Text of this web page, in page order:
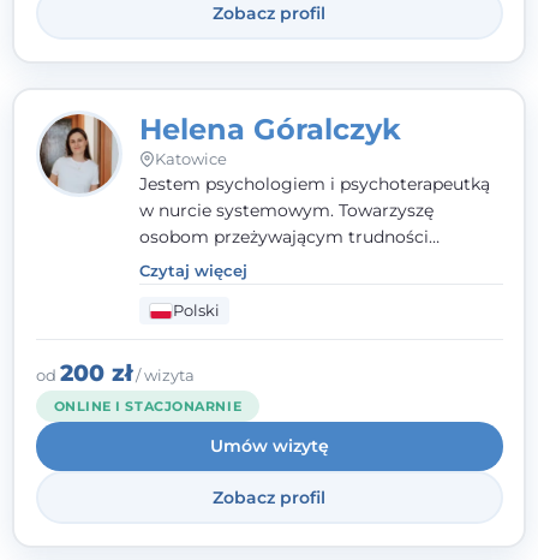
Zobacz profil
Helena Góralczyk
Katowice
Jestem psychologiem i psychoterapeutką
w nurcie systemowym. Towarzyszę
osobom przeżywającym trudności
emocjonalne, relacyjne albo znajdującym
się w kryzysie. Liczy się dla mnie
autentyczna, oparta na zaufaniu relacja
oraz przestrzeń, w której każdy poczuje się
wysłuchany i potraktowany z szacunkiem.
Czytaj więcej
Polski
od 200 zł/ wizyta
ONLINE I STACJONARNIE
Umów wizytę
Zobacz profil